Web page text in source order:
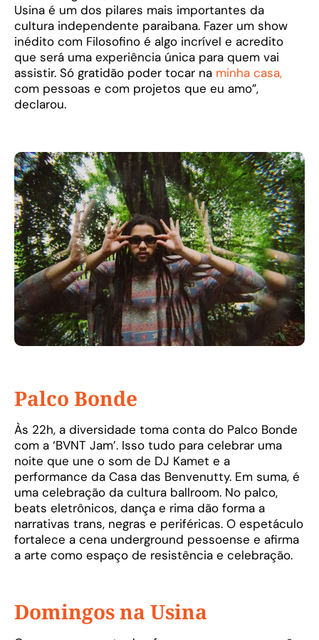
Usina é um dos pilares mais importantes da
cultura independente paraibana. Fazer um show
inédito com Filosofino é algo incrível e acredito
que será uma experiência única para quem vai
assistir. Só gratidão poder tocar na minha casa,
com pessoas e com projetos que eu amo”,
declarou.
Palco Bonde
Às 22h, a diversidade toma conta do Palco Bonde
com a ‘BVNT Jam’. Isso tudo para celebrar uma
noite que une o som de DJ Kamet e a
performance da Casa das Benvenutty. Em suma, é
uma celebração da cultura ballroom. No palco,
beats eletrônicos, dança e rima dão forma a
narrativas trans, negras e periféricas. O espetáculo
fortalece a cena underground pessoense e afirma
a arte como espaço de resistência e celebração.
Domingos na Usina